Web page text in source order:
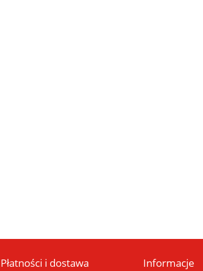
Płatności i dostawa Informacje